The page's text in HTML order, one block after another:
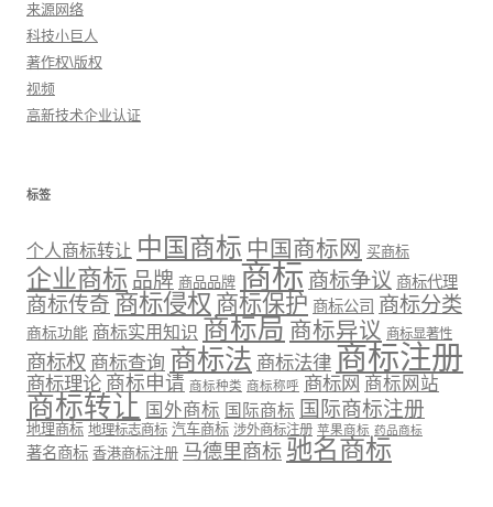
来源网络
科技小巨人
著作权\版权
视频
高新技术企业认证
标签
个人商标转让 中国商标 中国商标网 买商标
企业商标 品牌 商品品牌 商标 商标争议 商标代理
商标传奇 商标侵权 商标保护 商标公司 商标分类
商标功能 商标实用知识 商标局 商标异议 商标显著性
商标权 商标查询 商标法 商标法律 商标注册
商标理论 商标申请 商标种类 商标称呼 商标网 商标网站
商标转让 国外商标 国际商标 国际商标注册
地理商标 地理标志商标 汽车商标 涉外商标注册 苹果商标 药品商标
著名商标 香港商标注册 马德里商标 驰名商标